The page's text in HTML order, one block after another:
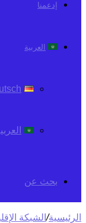
إدعمنا
العربية
بحث عن
الرئيسية/الشبكة